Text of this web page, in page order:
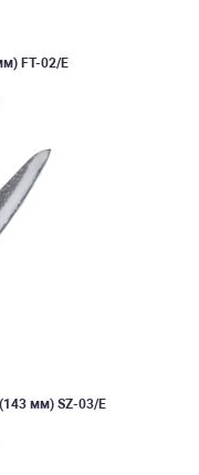
FT-02/E
мм) SZ-03/E